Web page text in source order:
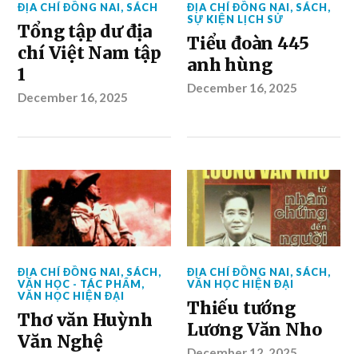
ĐỊA CHÍ ĐỒNG NAI,SÁCH
Tổng tập dư địa
chí Việt Nam tập
1
December 16, 2025
ĐỊA CHÍ ĐỒNG NAI,SÁCH,
SỰ KIỆN LỊCH SỬ
Tiểu đoàn 445
anh hùng
December 16, 2025
ĐỊA CHÍ ĐỒNG NAI,SÁCH,
VĂN HỌC - TÁC PHẨM,
VĂN HỌC HIỆN ĐẠI
Thơ văn Huỳnh
Văn Nghệ
ĐỊA CHÍ ĐỒNG NAI,SÁCH,
VĂN HỌC HIỆN ĐẠI
Thiếu tướng
Lương Văn Nho